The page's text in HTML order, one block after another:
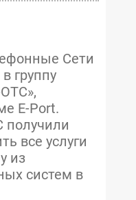
Сети
группу
E-Port.
получили
все услуги
из
систем в